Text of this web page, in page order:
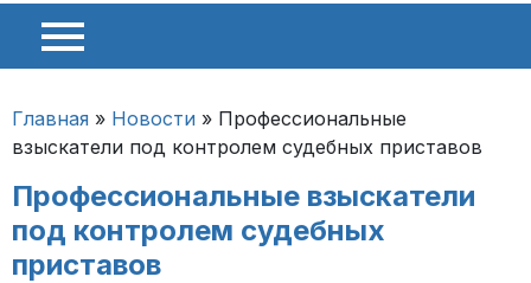
Главная » Новости » Профессиональные
взыскатели под контролем судебных приставов
Профессиональные взыскатели
под контролем судебных
приставов